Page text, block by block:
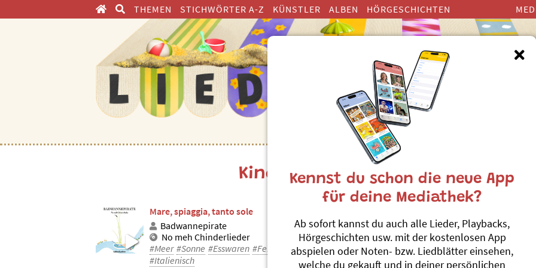
THEMEN STICHWÖRTER A-Z KÜNSTLER ALBEN
HÖRGESCHICHTEN
ENTDECKEN
Kinderlieder zum Thema
Mare, spiaggia, tanto sole
Badwannepirate
No meh Chinderlieder
#Meer #Sonne #Esswaren #Ferien
#Strand
#Italienisch
e hampfele
#Zoo #Wortspiel
Kennst du schon die neue App
für deine Mediathek?
Ab sofort kannst du auch alle Lieder, Playbacks,
Hörgeschichten usw. mit der kostenlosen App
abspielen oder Noten- bzw. Liedblätter einsehen,
welche du gekauft und in deiner persönlichen